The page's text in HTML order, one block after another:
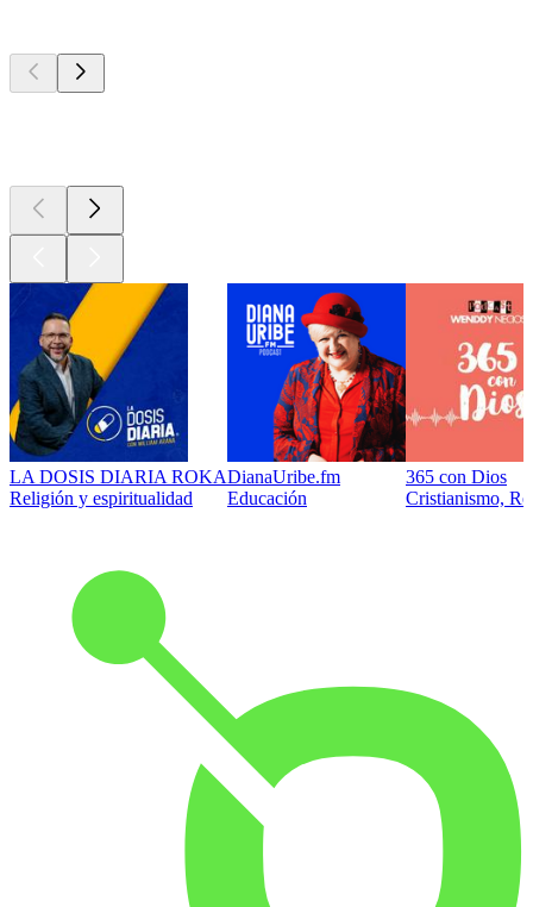
LA DOSIS DIARIA ROKA
Religión y espiritualidad
DianaUribe.fm
Educación
365 con Dios
Cristianismo,